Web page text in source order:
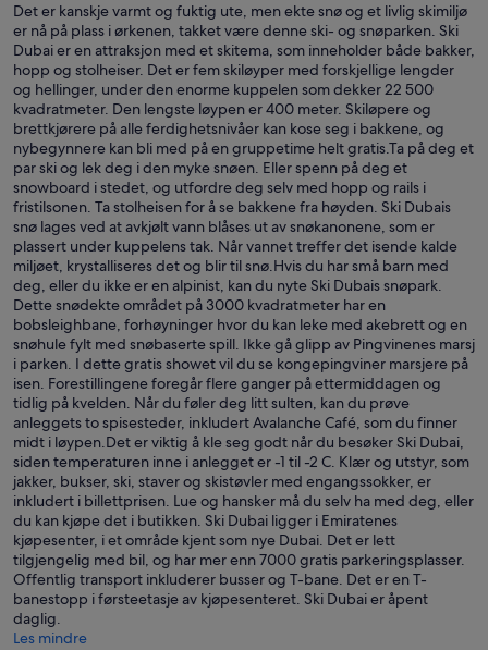
Det er kanskje varmt og fuktig ute, men ekte snø og et livlig skimiljø
er nå på plass i ørkenen, takket være denne ski- og snøparken. Ski
Dubai er en attraksjon med et skitema, som inneholder både bakker,
hopp og stolheiser. Det er fem skiløyper med forskjellige lengder
og hellinger, under den enorme kuppelen som dekker 22 500
kvadratmeter. Den lengste løypen er 400 meter. Skiløpere og
brettkjørere på alle ferdighetsnivåer kan kose seg i bakkene, og
nybegynnere kan bli med på en gruppetime helt gratis.Ta på deg et
par ski og lek deg i den myke snøen. Eller spenn på deg et
snowboard i stedet, og utfordre deg selv med hopp og rails i
fristilsonen. Ta stolheisen for å se bakkene fra høyden. Ski Dubais
snø lages ved at avkjølt vann blåses ut av snøkanonene, som er
plassert under kuppelens tak. Når vannet treffer det isende kalde
miljøet, krystalliseres det og blir til snø.Hvis du har små barn med
deg, eller du ikke er en alpinist, kan du nyte Ski Dubais snøpark.
Dette snødekte området på 3000 kvadratmeter har en
bobsleighbane, forhøyninger hvor du kan leke med akebrett og en
snøhule fylt med snøbaserte spill. Ikke gå glipp av Pingvinenes marsj
i parken. I dette gratis showet vil du se kongepingviner marsjere på
isen. Forestillingene foregår flere ganger på ettermiddagen og
tidlig på kvelden. Når du føler deg litt sulten, kan du prøve
anleggets to spisesteder, inkludert Avalanche Café, som du finner
midt i løypen.Det er viktig å kle seg godt når du besøker Ski Dubai,
siden temperaturen inne i anlegget er -1 til -2 C. Klær og utstyr, som
jakker, bukser, ski, staver og skistøvler med engangssokker, er
inkludert i billettprisen. Lue og hansker må du selv ha med deg, eller
du kan kjøpe det i butikken. Ski Dubai ligger i Emiratenes
kjøpesenter, i et område kjent som nye Dubai. Det er lett
tilgjengelig med bil, og har mer enn 7000 gratis parkeringsplasser.
Offentlig transport inkluderer busser og T-bane. Det er en T-
banestopp i førsteetasje av kjøpesenteret. Ski Dubai er åpent
daglig.
Les mindre